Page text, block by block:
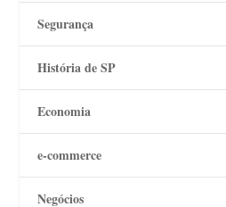
Segurança
História de SP
Economia
e-commerce
Negócios